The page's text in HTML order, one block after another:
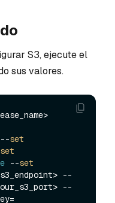
S3, ejecute el
sus valores.
set
set
--set
--
--